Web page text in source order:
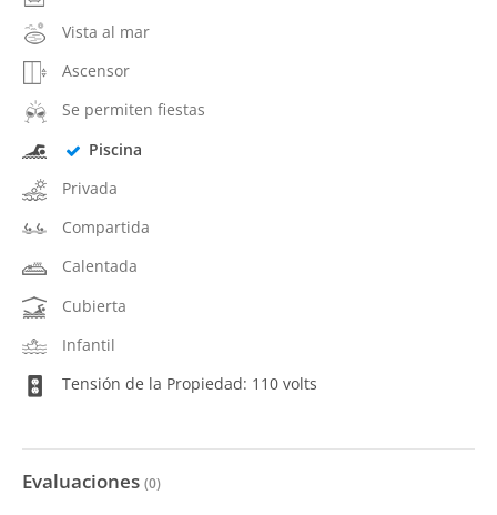
Vista al mar
Ascensor
Se permiten fiestas
Piscina
Privada
Compartida
Calentada
Cubierta
Infantil
Tensión de la Propiedad: 110 volts
Evaluaciones (0)